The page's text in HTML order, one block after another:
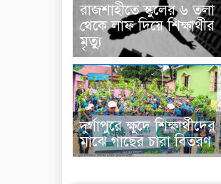
রাজশাহীতে স্কুলের ৬ তলা
থেকে লাফ দিয়ে শিক্ষার্থীর
মৃত্যু
দুর্গাপুরে ক্ষুদে শিক্ষার্থীদের
মাঝে গাছের চারা বিতরণ